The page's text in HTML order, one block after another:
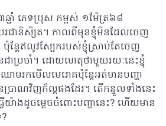
នាំ ភេទប្រុស កម្ពស់ ១ម៉ែត្រ៦៨
រជានិសិ្សត។ កាលពីមុនខ្ញុំមិនដែលចេញ
ន្តែឥលូវស្បែករបស់ខ្ញុំស្រាប់តែចេញ
ាប្រចាំ។ ដោយហេតុថាមួយរយៈនេះខ្ញុំ
ាមរកមើលមេរោគប៉ុន្តែអត់មានបញ្ហា
រាណវិញក៏ល្អផងដែរ។ តើកន្ទួលទាំងនេះ
យ៉ាងដូចម្តេចចំពោះបញ្ហានេះ? ហើយមាន